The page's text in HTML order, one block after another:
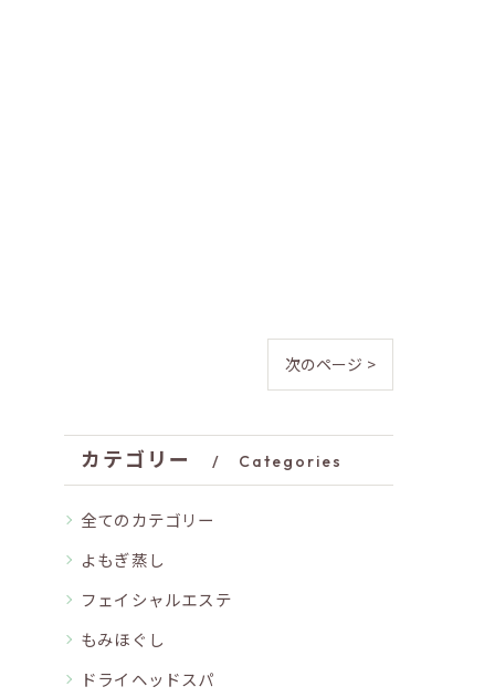
次のページ >
カテゴリー Categories
全てのカテゴリー
よもぎ蒸し
フェイシャルエステ
もみほぐし
ドライヘッドスパ